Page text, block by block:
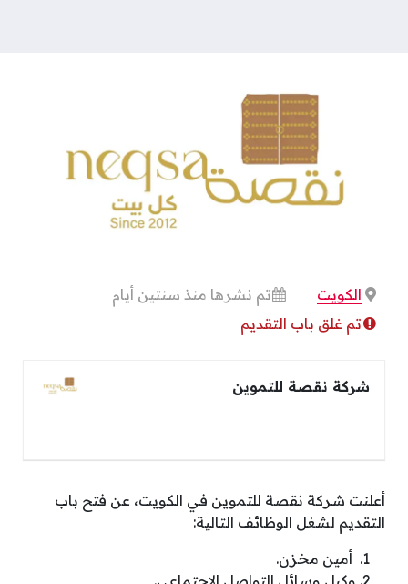
الكويت
تم نشرها منذ سنتين أيام
تم غلق باب التقديم
شركة نقصة للتموين
أعلنت شركة نقصة للتموين في الكويت، عن فتح باب
التقديم لشغل الوظائف التالية:
أمين مخزن.